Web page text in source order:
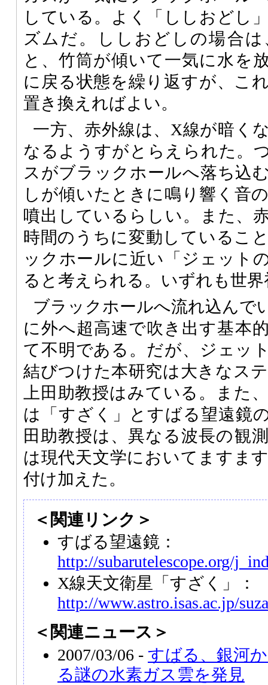
している。よく「ししおどし
ズムだ。ししおどしの場合
と、竹筒が傾いて一気に水を
に戻る状態を繰り返すが、こ
置き換えればよい。
一方、赤外線は、X線が暗く
なるようすがとらえられた。
スがブラックホールへ落ち込
しが傾いたときに鳴り響く音
噴出しているらしい。また、
時間のうちに変動しているこ
ックホールに近い「ジェット
ると考えられる。いずれも世
ブラックホールへ流れ込んで
に外へ超高速で吹き出す基本
て不明である。だが、ジェッ
結びつけた本研究は大きなス
上田助教授はみている。また
は「すざく」とすばる望遠鏡
田助教授は、異なる波長の観
は現代天文学においてますま
付け加えた。
＜関連リンク＞
すばる望遠鏡：
http://subarutelescope.org/
X線天文衛星「すざく」：
http://www.astro.isas.ac.jp/
＜関連ニュース＞
2007/03/06 - すばる、銀河
る謎の水素ガス雲を発見